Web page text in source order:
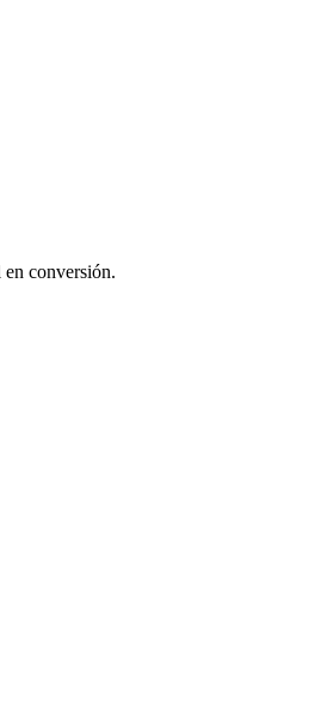
conversión.